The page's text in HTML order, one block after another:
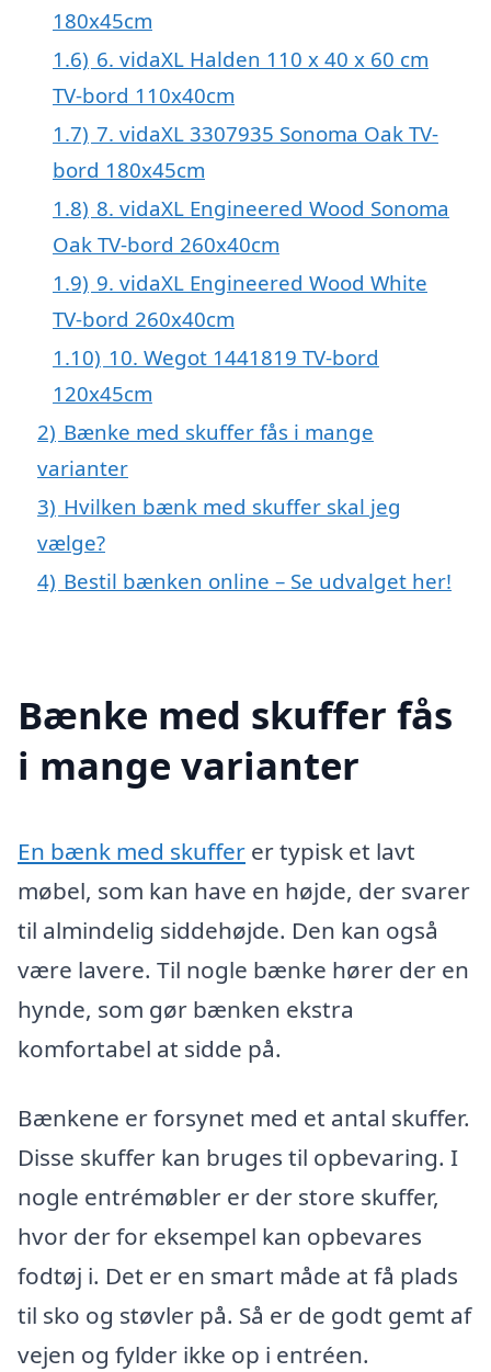
180x45cm
1.6) 6. vidaXL Halden 110 x 40 x 60 cm
TV-bord 110x40cm
1.7) 7. vidaXL 3307935 Sonoma Oak TV-
bord 180x45cm
1.8) 8. vidaXL Engineered Wood Sonoma
Oak TV-bord 260x40cm
1.9) 9. vidaXL Engineered Wood White
TV-bord 260x40cm
1.10) 10. Wegot 1441819 TV-bord
120x45cm
2) Bænke med skuffer fås i mange
varianter
3) Hvilken bænk med skuffer skal jeg
vælge?
4) Bestil bænken online – Se udvalget her!
Bænke med skuffer fås
i mange varianter
En bænk med skuffer er typisk et lavt
møbel, som kan have en højde, der svarer
til almindelig siddehøjde. Den kan også
være lavere. Til nogle bænke hører der en
hynde, som gør bænken ekstra
komfortabel at sidde på.
Bænkene er forsynet med et antal skuffer.
Disse skuffer kan bruges til opbevaring. I
nogle entrémøbler er der store skuffer,
hvor der for eksempel kan opbevares
fodtøj i. Det er en smart måde at få plads
til sko og støvler på. Så er de godt gemt af
vejen og fylder ikke op i entréen.